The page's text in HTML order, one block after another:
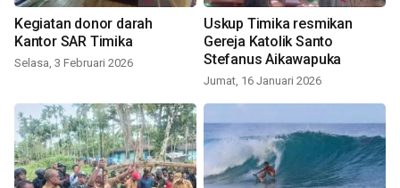
Kegiatan donor darah
Kantor SAR Timika
Selasa, 3 Februari 2026
Uskup Timika resmikan
Gereja Katolik Santo
Stefanus Aikawapuka
Jumat, 16 Januari 2026